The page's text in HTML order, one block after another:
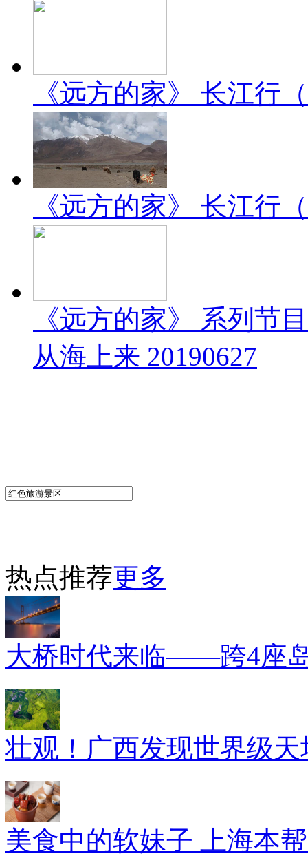
《远方的家》 长江行
《远方的家》 长江行
《远方的家》 系列
从海上来 20190627
热点推荐更多
大桥时代来临——跨4座
壮观！广西发现世界级
美食中的软妹子 上海本